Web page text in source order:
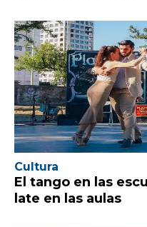
Cultura
El tango en las
late en las aulas